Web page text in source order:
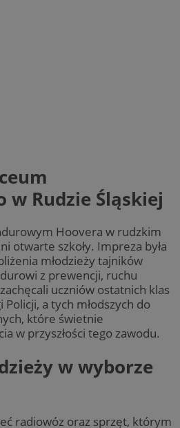
w Rudzie Śląskiej
Hoovera w rudzkim
otwarte szkoły. Impreza była
młodzieży tajników
z prewencji, ruchu
uczniów ostatnich klas
a tych młodszych do
które świetnie
w przyszłości tego zawodu.
w wyborze
radiowóz oraz sprzęt, którym